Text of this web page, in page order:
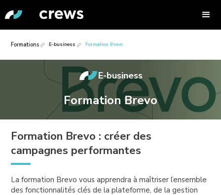
Formations E-business Formation Brevo
E-business
Formation Brevo
Formation Brevo : créer des
campagnes performantes
La formation Brevo vous apprendra à maîtriser l’ensemble
des fonctionnalités clés de la plateforme, de la gestion